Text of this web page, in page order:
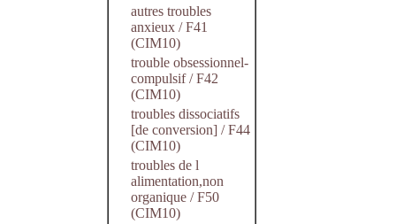
autres troubles
anxieux / F41
(CIM10)
trouble obsessionnel-
compulsif / F42
(CIM10)
troubles dissociatifs
[de conversion] / F44
(CIM10)
troubles de l
alimentation,non
organique / F50
(CIM10)